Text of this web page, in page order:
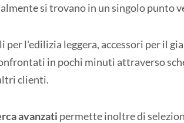
si trovano in un singolo punto
l'edilizia leggera, accessori per il
in pochi minuti attraverso
clienti.
avanzati permette inoltre di